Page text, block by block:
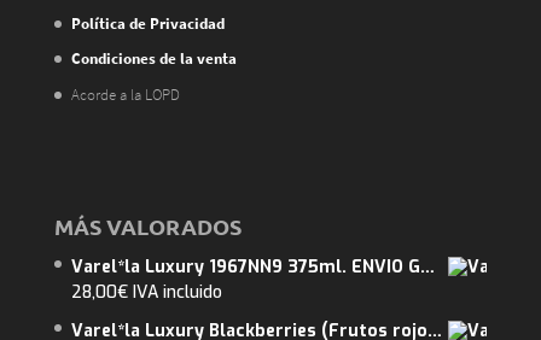
Política de Privacidad
Condiciones de la venta
Acorde a la LOPD
MÁS VALORADOS
Varel*la Luxury 1967NN9 375ml. ENVIO GRATUITO. Abarca 7m2.
28,00€ IVA incluido
Varel*la Luxury Blackberries (Frutos rojos) 375ml. ENVIO GRATUITO. Abarca 15m2.